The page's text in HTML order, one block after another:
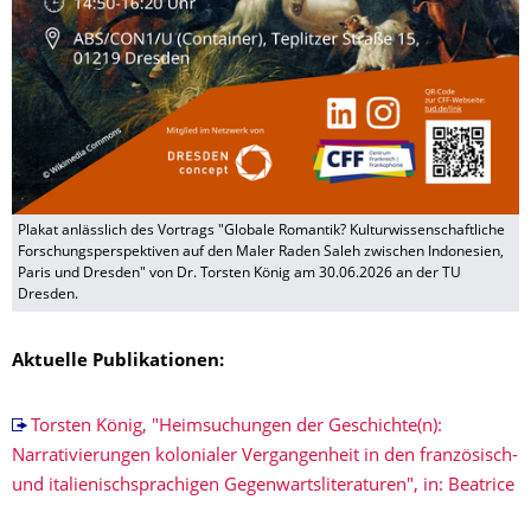
Plakat anlässlich des Vortrags "Globale Romantik? Kulturwissenschaftliche
Forschungsperspektiven auf den Maler Raden Saleh zwischen Indonesien,
Paris und Dresden" von Dr. Torsten König am 30.06.2026 an der TU
Dresden.
Aktuelle Publikationen:
Torsten König, "Heimsuchungen der Geschichte(n):
Narrativierungen kolonialer Vergangenheit in den französisch-
und italienischsprachigen Gegenwartsliteraturen", in: Beatrice